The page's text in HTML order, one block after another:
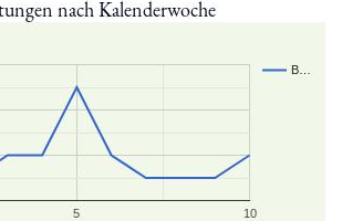
nach Kalenderwoche
B…
5 10